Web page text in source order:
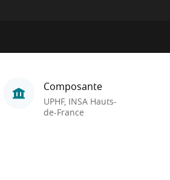
Composante
UPHF, INSA Hauts-
de-France